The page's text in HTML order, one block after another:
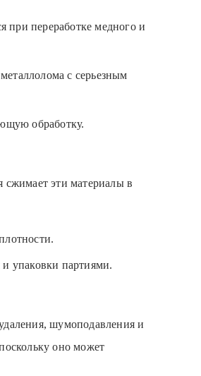
при переработке медного и
с серьезным
обработку.
сжимает эти материалы в
упаковки партиями.
шумоподавления и
оно может